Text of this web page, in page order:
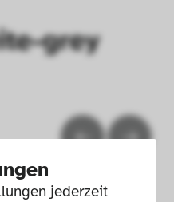
jederzeit
grey